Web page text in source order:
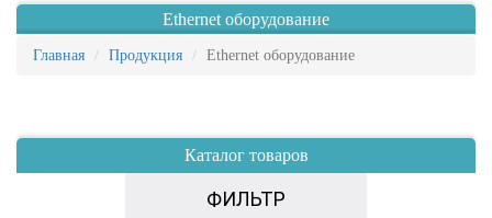
Ethernet оборудование
Главная Продукция Ethernet оборудование
Каталог товаров
ФИЛЬТР